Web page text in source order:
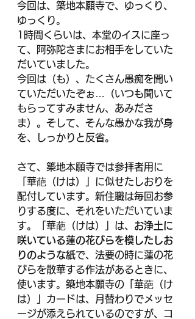
今回は、築地本願寺で、ゆっくり、
ゆっくり。
1時間くらいは、本堂のイスに座っ
て、阿弥陀さまにお相手をしていた
だいていました。
今回は（も）、たくさん愚痴を聞い
ていただいたぞぉ…（いつも聞いて
もらってすみません、あみださ
ま）。そして、そんな愚かな我が身
を、しっかりと反省。
さて、築地本願寺では参拝者用に
「華葩（けは）」に似せたしおりを
配付しています。新住職は毎回お参
りする度に、それをいただいていま
す。「華葩（けは）」は、 お浄土に
咲いている蓮の花びらを模したしお
りのような紙で、法要の時に蓮の花
びらを散華する作法があるときに、
使います。築地本願寺の「華葩（け
は）」カードは、月替わりでメッセ
ージが添えられているのですが、コ